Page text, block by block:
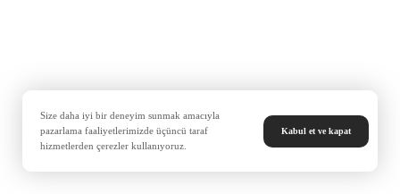
Size daha iyi bir deneyim sunmak amacıyla
pazarlama faaliyetlerimizde üçüncü taraf
hizmetlerden çerezler kullanıyoruz.
Kabul et ve kapat